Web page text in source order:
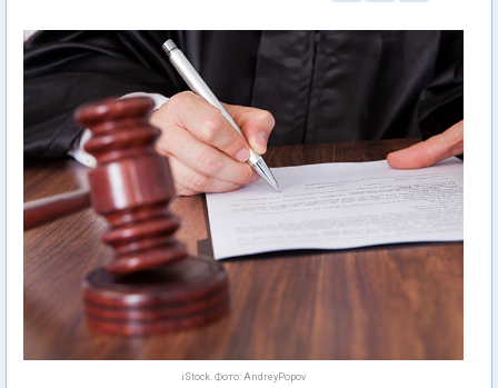
iStock. Фото: AndreyPopov